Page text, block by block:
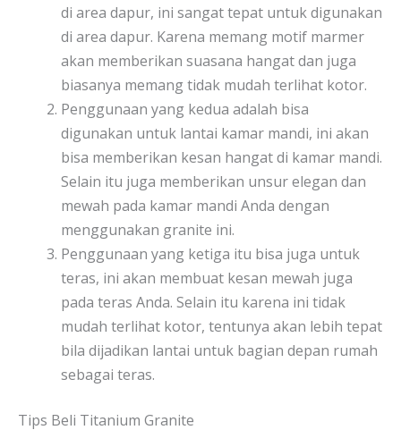
di area dapur, ini sangat tepat untuk digunakan
di area dapur. Karena memang motif marmer
akan memberikan suasana hangat dan juga
biasanya memang tidak mudah terlihat kotor.
Penggunaan yang kedua adalah bisa
digunakan untuk lantai kamar mandi, ini akan
bisa memberikan kesan hangat di kamar mandi.
Selain itu juga memberikan unsur elegan dan
mewah pada kamar mandi Anda dengan
menggunakan granite ini.
Penggunaan yang ketiga itu bisa juga untuk
teras, ini akan membuat kesan mewah juga
pada teras Anda. Selain itu karena ini tidak
mudah terlihat kotor, tentunya akan lebih tepat
bila dijadikan lantai untuk bagian depan rumah
sebagai teras.
Tips Beli Titanium Granite